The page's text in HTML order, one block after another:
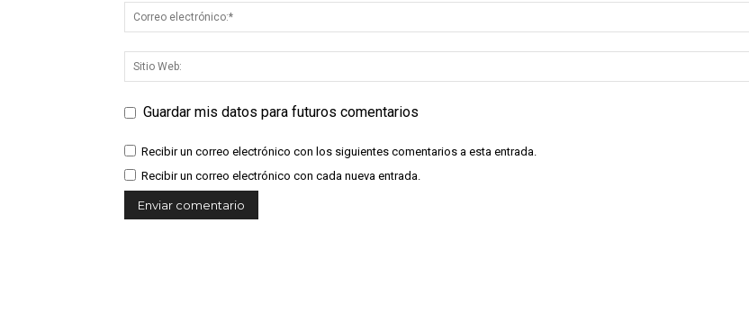
Guardar mis datos para futuros comentarios
Recibir un correo electrónico con los siguientes comentarios a esta entrada.
Recibir un correo electrónico con cada nueva entrada.